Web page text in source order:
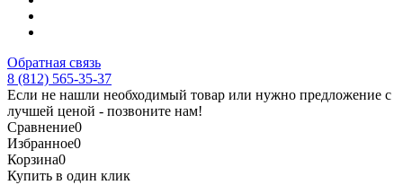
Обратная связь
8 (812) 565-35-37
Если не нашли необходимый товар или нужно предложение с
лучшей ценой - позвоните нам!
Сравнение0
Избранное0
Корзина0
Купить в один клик